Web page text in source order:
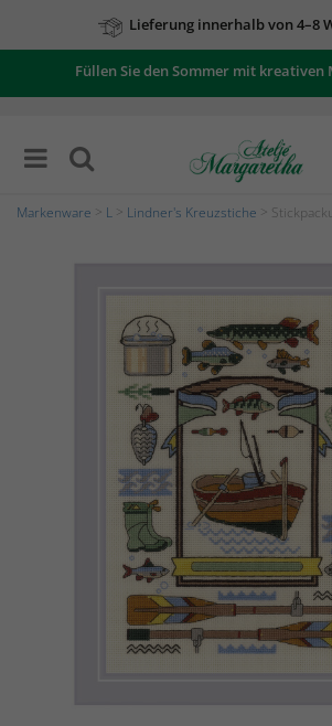
Lieferung innerhalb von 4–8
Füllen Sie den Sommer mit
Markenware L Lindner's Kreuzstiche >